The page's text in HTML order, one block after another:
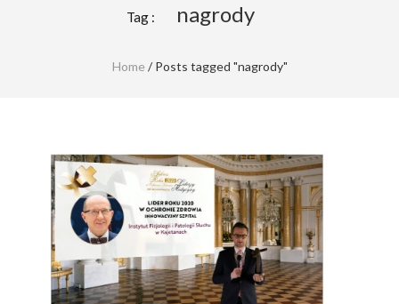
Tag : nagrody
Home / Posts tagged "nagrody"